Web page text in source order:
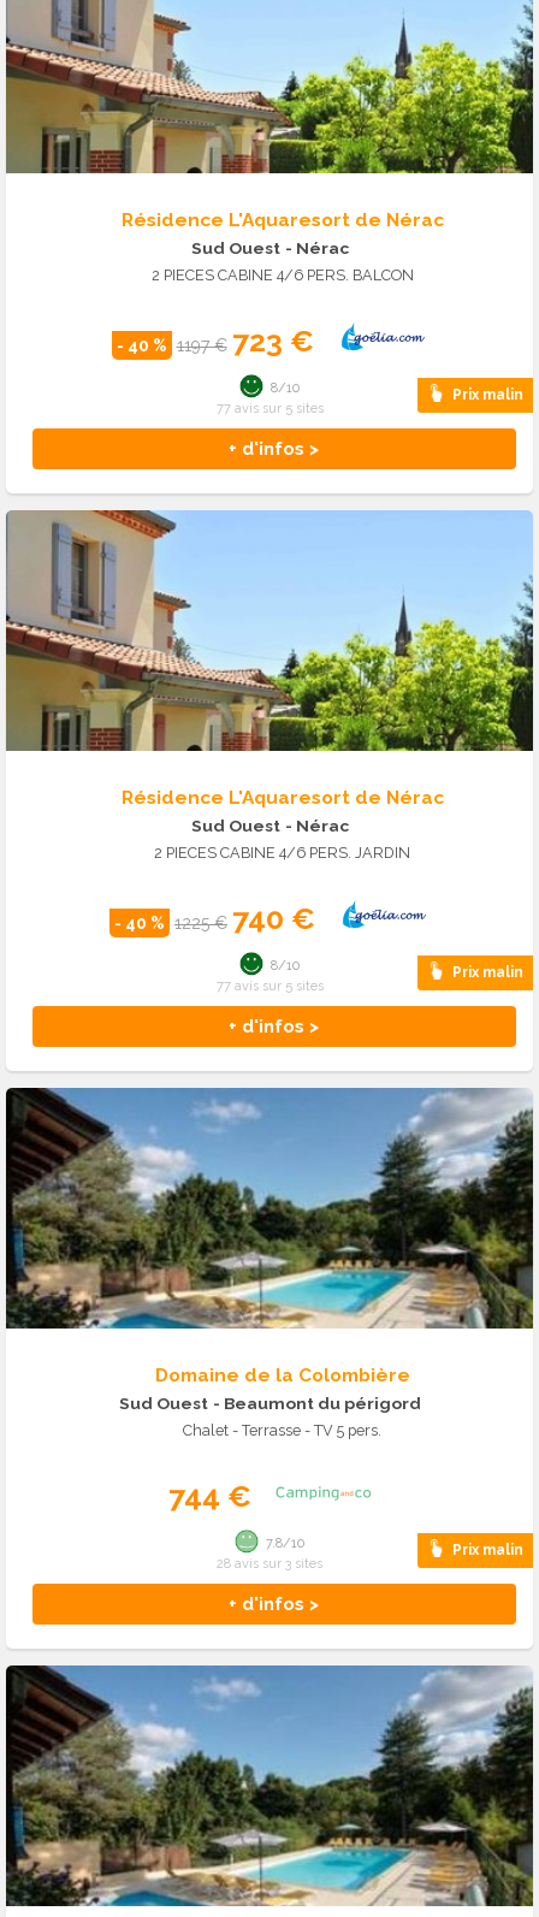
Résidence L'Aquaresort de Nérac
Sud Ouest - Nérac
2 PIECES CABINE 4/6 PERS. BALCON
- 40 % 1197 € 723 €
Prix malin
+ d'infos >
8/10
77 avis sur 5 sites
Résidence L'Aquaresort de Nérac
Sud Ouest - Nérac
2 PIECES CABINE 4/6 PERS. JARDIN
- 40 % 1225 € 740 €
Prix malin
+ d'infos >
8/10
77 avis sur 5 sites
Domaine de la Colombière
Sud Ouest - Beaumont du périgord
Chalet - Terrasse - TV 5 pers.
744 €
Prix malin
+ d'infos >
7.8/10
28 avis sur 3 sites